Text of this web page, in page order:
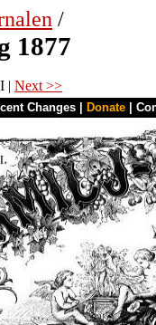
/
1877
| Next >>
Changes Donate